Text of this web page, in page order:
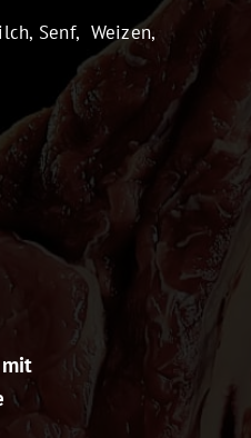
Senf, Weizen,
mit